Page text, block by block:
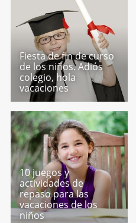
Fiesta de fin de curso
de los niños. Adiós
colegio, hola
vacaciones
10 juegos y
actividades de
repaso para las
vacaciones de los
niños